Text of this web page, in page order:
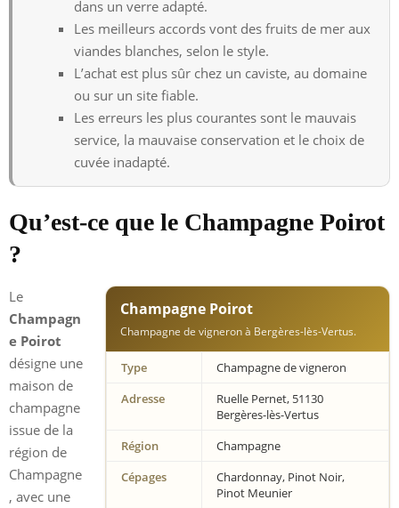
dans un verre adapté.
Les meilleurs accords vont des fruits de mer aux
viandes blanches, selon le style.
L’achat est plus sûr chez un caviste, au domaine
ou sur un site fiable.
Les erreurs les plus courantes sont le mauvais
service, la mauvaise conservation et le choix de
cuvée inadapté.
Qu’est-ce que le Champagne Poirot
?
Champagne Poirot
Champagne de vigneron à Bergères-lès-Vertus.
Type
Champagne de vigneron
Adresse
Ruelle Pernet, 51130
Bergères-lès-Vertus
Région
Champagne
Cépages
Chardonnay, Pinot Noir,
Pinot Meunier
Le
Champagn
e Poirot
désigne une
maison de
champagne
issue de la
région de
Champagne
, avec une